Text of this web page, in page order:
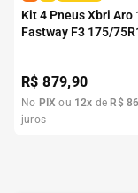
Kit 4 Pneus Xbri Aro
Fastway F3 175/
R$879,90
No PIX ou 12x de R$ 86
juros